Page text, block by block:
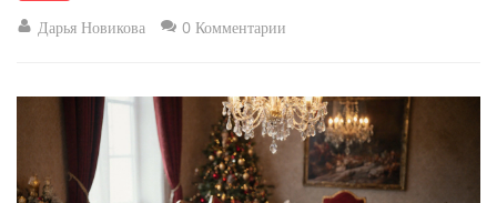
Дарья Новикова 0 Комментарии